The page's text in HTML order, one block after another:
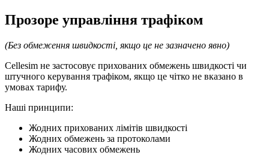
Прозоре управління трафіком
(Без обмеження швидкості, якщо це не зазначено явно)
Cellesim не застосовує прихованих обмежень швидкості чи
штучного керування трафіком, якщо це чітко не вказано в
умовах тарифу.
Наші принципи:
Жодних прихованих лімітів швидкості
Жодних обмежень за протоколами
Жодних часових обмежень